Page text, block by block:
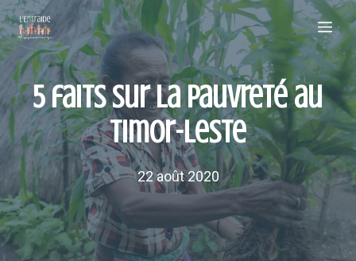
Aller
au
contenu
5 faits sur la pauvreté au
Timor-Leste
22 août 2020